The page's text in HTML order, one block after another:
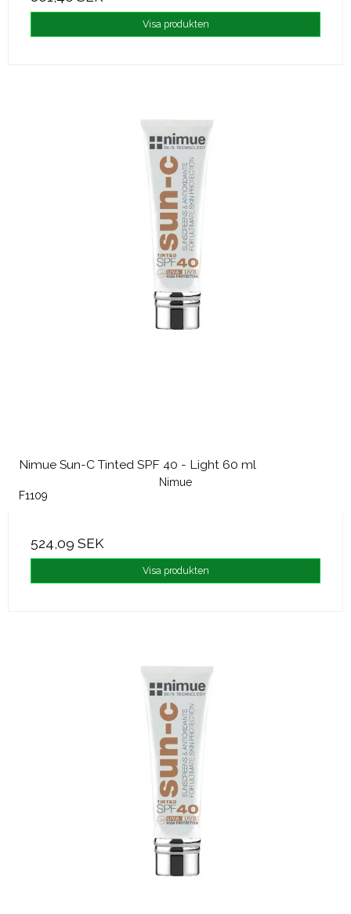
Visa produkten
Nimue Sun-C Tinted SPF 40 - Light 60 ml
Nimue
F1109
524,09 SEK
Visa produkten